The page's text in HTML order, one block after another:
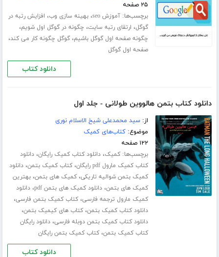
۲۵ صفحه
برچسب‌ها:آموزش seo ،بهینه سازی وب، افزایش رتبه در
گوگل، ارتقای رتبه سایت، چگونه در گوگل اول شویم،
چگونه صفحه اول گوگل باشیم،گوگل چگونه کار می کند،
صفحه اول گوگل
دانلود کتاب
دانلود کتاب بتمن هالووین طولانی - جلد اول
از:سید محمدعلی شیخ الاسلام نوری
موضوع:کتاب‌های کمیک
۱۲۲ صفحه
برچسب‌ها:کمیک،دانلود کتاب کمیک رایگان،دانلود
کتاب کمیک مارول pdf رایگان
،کتاب کمیک بتمن،دانلود
کمیک بتمن شوالیه تاریکی،کمیک های بتمن،بهترین
کمیک های بتمن،دانلود کمیک های بتمن pdf ،دانلود
کمیک مارول ترجمه فارسی،کتاب کمیک بتمن فارسی،
دانلود کتاب کمیک بتمن،کتاب های کیمیک بتمن،
دانلود کتاب کمیک بتمن دوبله فارسی،دانلود رایگان
کتاب کمیک بتمن،کتاب کمیک بتمن رایگان
دانلود کتاب